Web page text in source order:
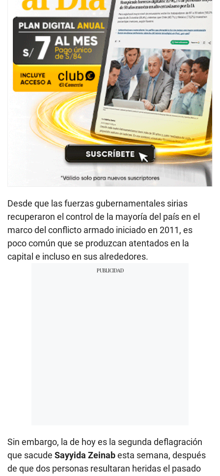
Desde que las fuerzas gubernamentales sirias
recuperaron el control de la mayoría del país en el
marco del conflicto armado iniciado en 2011, es
poco común que se produzcan atentados en la
capital e incluso en sus alrededores.
Sin embargo, la de hoy es la segunda deflagración
que sacude Sayyida Zeinabesta semana, después
de que dos personas resultaran heridas el pasado